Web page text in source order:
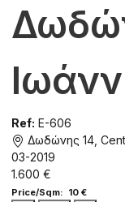
Ref: E-606
Δωδώνης 14,
03-2019
1.600 €
Price/Sqm: 10 €